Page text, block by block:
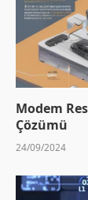
Modem
Çözümü
24/09/2024